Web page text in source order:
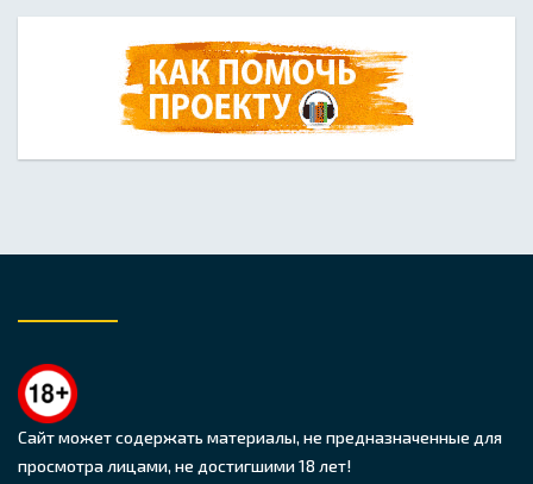
Сайт может содержать материалы, не предназначенные для
просмотра лицами, не достигшими 18 лет!